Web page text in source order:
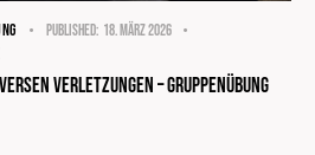
Published: 18. März 2026
Verletzungen – Gruppenübung